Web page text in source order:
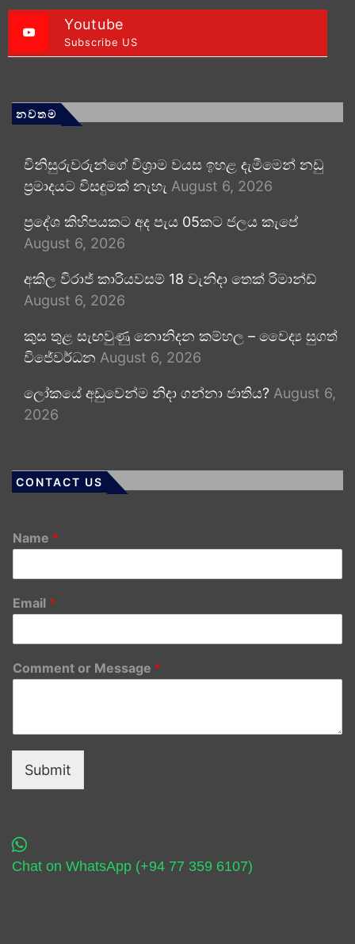
Youtube
Subscribe US
නවතම
විනිසුරුවරුන්ගේ විශ්‍රාම වයස ඉහළ දැමීමෙන් නඩු
ප්‍රමාදයට විසඳුමක් නැහැ August 6, 2026
ප්‍රදේශ කිහිපයකට අද පැය 05කට ජලය කැපේ
August 6, 2026
අකිල විරාජ් කාරියවසම් 18 වැනිදා තෙක් රිමාන්ඩ්
August 6, 2026
කුස තුළ සැඟවුණු නොනිදන කම්හල – වෛද්‍ය සුගත්
විජේවර්ධන August 6, 2026
ලෝකයේ අඩුවෙන්ම නිදා ගන්නා ජාතිය? August 6,
2026
CONTACT US
Name *
Email *
Comment or Message *
Submit
Chat on WhatsApp (+94 77 359 6107)